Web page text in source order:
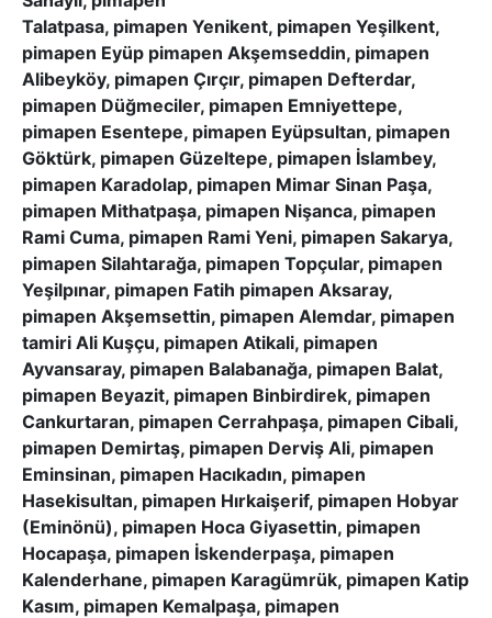
Talatpasa, pimapen Yenikent, pimapen Yeşilkent,
pimapen Eyüp pimapen Akşemseddin, pimapen
Alibeyköy, pimapen Çırçır, pimapen Defterdar,
pimapen Düğmeciler, pimapen Emniyettepe,
pimapen Esentepe, pimapen Eyüpsultan, pimapen
Göktürk, pimapen Güzeltepe, pimapen İslambey,
pimapen Karadolap, pimapen Mimar Sinan Paşa,
pimapen Mithatpaşa, pimapen Nişanca, pimapen
Rami Cuma, pimapen Rami Yeni, pimapen Sakarya,
pimapen Silahtarağa, pimapen Topçular, pimapen
Yeşilpınar, pimapen Fatih pimapen Aksaray,
pimapen Akşemsettin, pimapen Alemdar, pimapen
tamiri Ali Kuşçu, pimapen Atikali, pimapen
Ayvansaray, pimapen Balabanağa, pimapen Balat,
pimapen Beyazit, pimapen Binbirdirek, pimapen
Cankurtaran, pimapen Cerrahpaşa, pimapen Cibali,
pimapen Demirtaş, pimapen Derviş Ali, pimapen
Eminsinan, pimapen Hacıkadın, pimapen
Hasekisultan, pimapen Hırkaişerif, pimapen Hobyar
(Eminönü), pimapen Hoca Giyasettin, pimapen
Hocapaşa, pimapen İskenderpaşa, pimapen
Kalenderhane, pimapen Karagümrük, pimapen Katip
Kasım, pimapen Kemalpaşa, pimapen